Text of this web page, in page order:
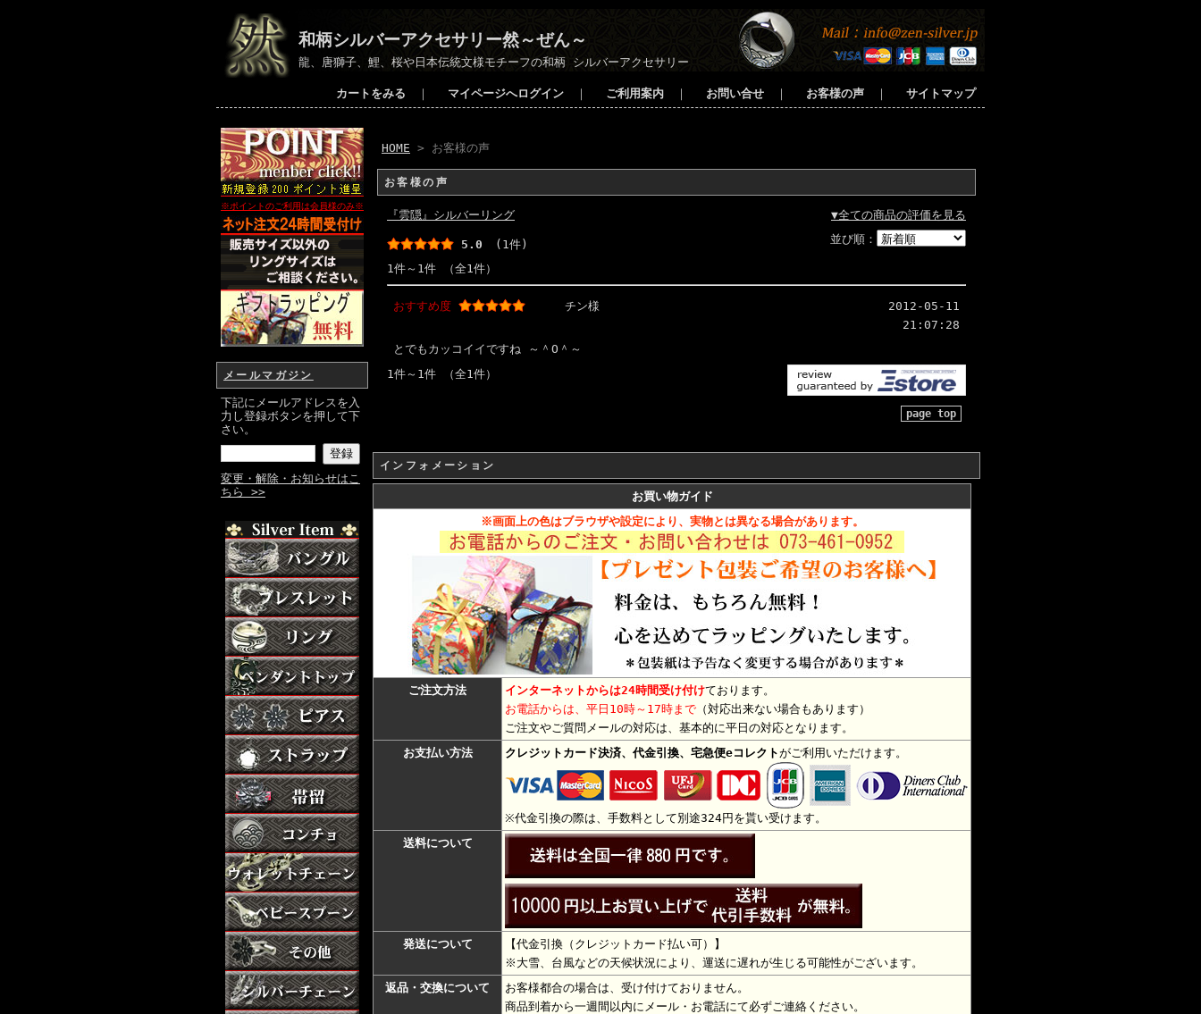
和柄シルバーアクセサリー然～ぜん～
龍、唐獅子、鯉、桜や日本伝統文様モチーフの和柄 シルバーアクセサリー
カートをみる ｜ マイページへログイン ｜ ご利用案内 ｜ お問い合せ ｜ お客様の声 ｜ サイトマップ
※ポイントのご利用は会員様のみ※
メールマガジン
下記にメールアドレスを入
力し登録ボタンを押して下
さい。
変更・解除・お知らせはこ
ちら >>
HOME > お客様の声
お客様の声
『雲隠』シルバーリング ▼全ての商品の評価を見る
5.0 (1件) 並び順：
1件～1件 （全1件）
おすすめ度 チン様
2012-05-11
21:07:28
とでもカッコイイですね ～＾O＾～
1件～1件 （全1件）
page top
インフォメーション
お買い物ガイド
※画面上の色はブラウザや設定により、実物とは異なる場合があります。
ご注文方法 インターネットからは24時間受け付けております。
お電話からは、平日10時～17時まで （対応出来ない場合もあります）
ご注文やご質問メールの対応は、基本的に平日の対応となります。
お支払い方法
クレジットカード決済、代金引換、宅急便eコレクトがご利用いただけます。
※代金引換の際は、手数料として別途324円を貰い受けます。
送料について
発送について 【代金引換（ クレジットカード払い可）】
※大雪、台風などの天候状況により、運送に遅れが生じる可能性がございます。
返品・交換について
お客様都合の場合は、受け付けておりません。
商品到着から一週間以内にメール・お電話にて必ずご連絡ください。